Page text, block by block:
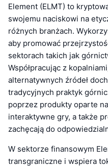
Element (ELMT) to
swojemu naciskowi na
różnych branżach.
aby promować
sektorach takich jak
Współpracując z
alternatywnych źródeł
tradycyjnych praktyk
poprzez produkty oparte
interaktywne gry, a także
zachęcają do
W sektorze finansowym
transgraniczne i wspiera